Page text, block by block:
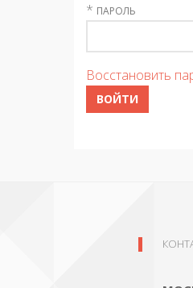
* ПАРОЛЬ
Восстановить
ВОЙТИ